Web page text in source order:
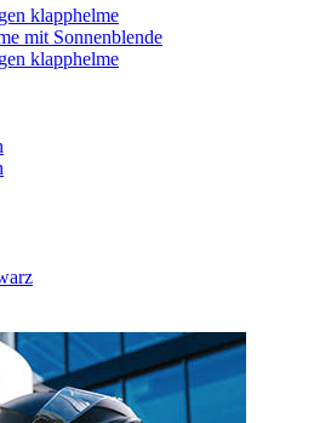
klapphelme
mit Sonnenblende
klapphelme